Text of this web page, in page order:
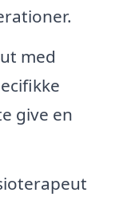
med
give en